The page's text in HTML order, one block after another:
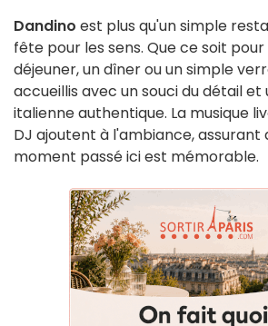
Dandino est plus qu'un simple
fête pour les sens. Que ce soit pour
déjeuner, un dîner ou un simple
accueillis avec un souci du détail
italienne authentique. La musique
DJ ajoutent à l'ambiance, assurant
moment passé ici est mémorable.